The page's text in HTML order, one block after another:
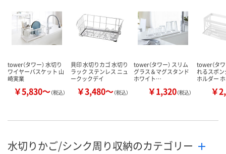
カゴへ カゴへ
tower（タワー） 水切り
ワイヤーバスケット 山
崎実業
￥5,830～（税込）
貝印 水切りカゴ 水切り
ラック ステンレス ニュ
ークックデイ
￥3,480～（税込）
tower（タワー） スリム
グラス＆マグスタンド
ホワイト…
￥1,320（税込）
tower（タ
れるスポ
ホルダー
￥
水切りかご/シンク周り収納のカテゴリー